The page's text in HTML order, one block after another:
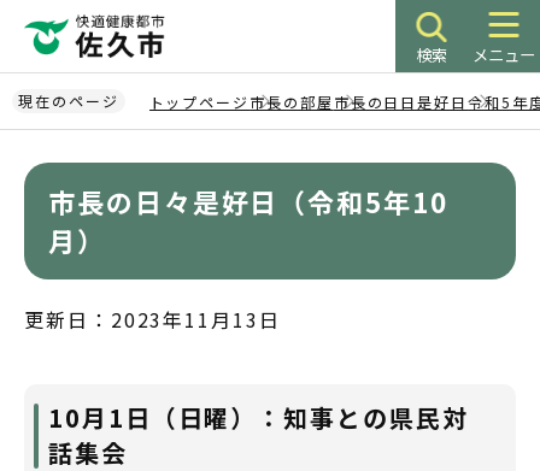
ペ
ー
ジ
検索 メニュー
現在のページ トップページ 市長の部屋 市長の日日是好日令和5年
市長の日々是好日（令和5年10
月）
更新日：2023年11月13日
10月1日（日曜）：知事との県民対
話集会